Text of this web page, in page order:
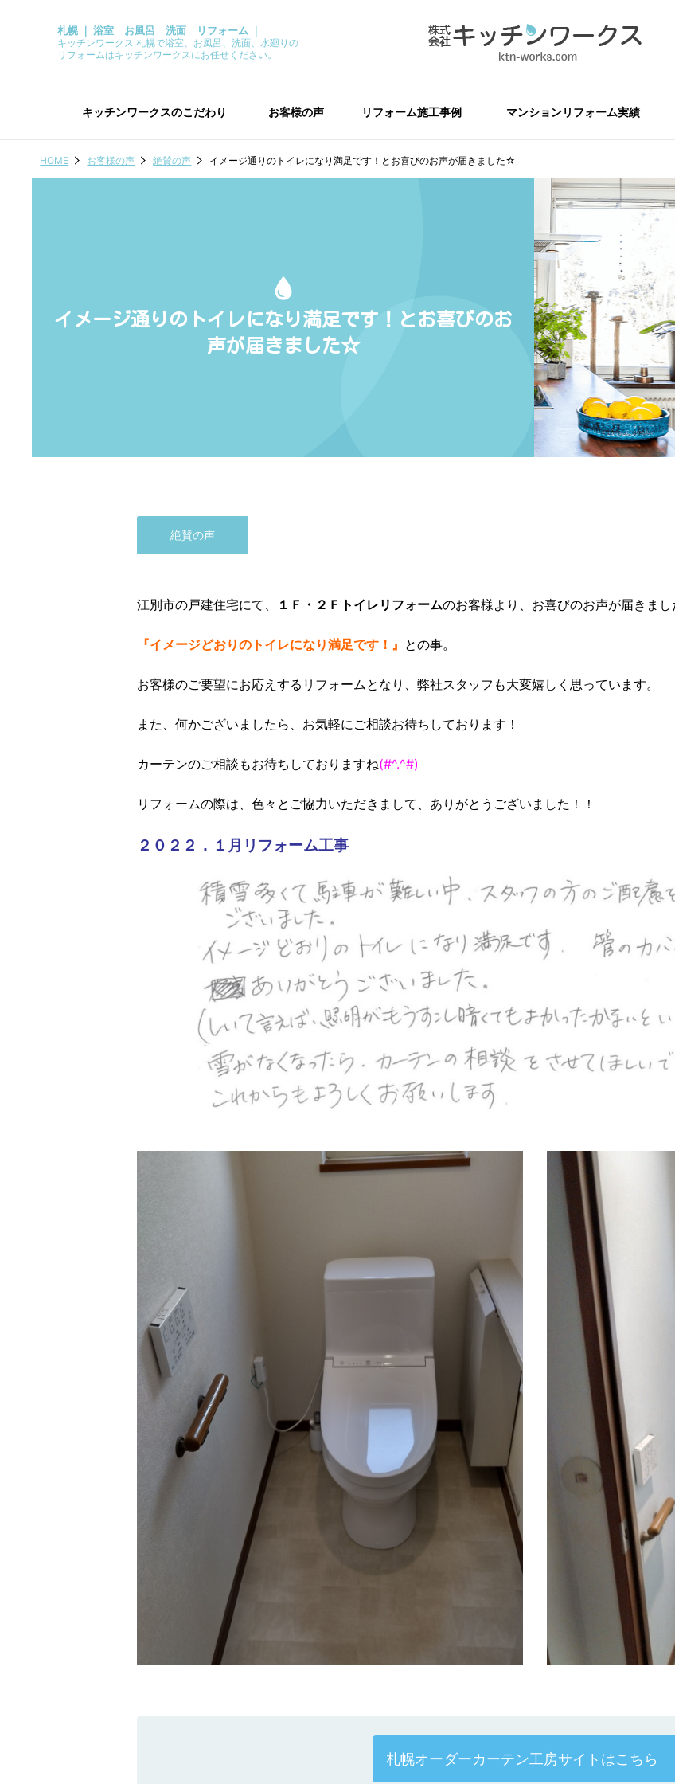
札幌 ｜ 浴室 お風呂 洗面 リフォーム ｜
キッチンワークス 札幌で浴室、お風呂、洗面、水廻りの
リフォームはキッチンワークスにお任せください。
キッチンワークスのこだわり お客様の声 リフォーム施工事例 マンションリフォーム実績
HOME お客様の声 絶賛の声 イメージ通りのトイレになり満足です！とお喜びのお声が届きました☆
イメージ通りのトイレになり満足です！とお喜びのお
声が届きました☆
絶賛の声
江別市の戸建住宅にて、 １Ｆ・２Ｆトイレリフォームのお客様より、お喜びのお声が届きまし
『イメージどおりのトイレになり満足です！』 との事。
お客様のご要望にお応えするリフォームとなり、弊社スタッフも大変嬉しく思っています。
また、何かございましたら、お気軽にご相談お待ちしております！
カーテンのご相談もお待ちしておりますね(#^.^#)
リフォームの際は、色々とご協力いただきまして、ありがとうございました！！
２０２２．１月リフォーム工事
札幌オーダーカーテン工房サイトはこちら